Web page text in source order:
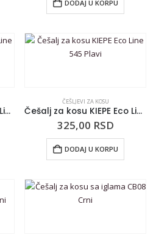
DODAJ U KORPU
Češalj za kosu KIEPE Eco Line 539 Plavi
ČEŠLJEVI ZA KOSU
Češalj za kosu KIEPE Eco Line 545 Plavi
325,00 RSD
DODAJ U KORPU